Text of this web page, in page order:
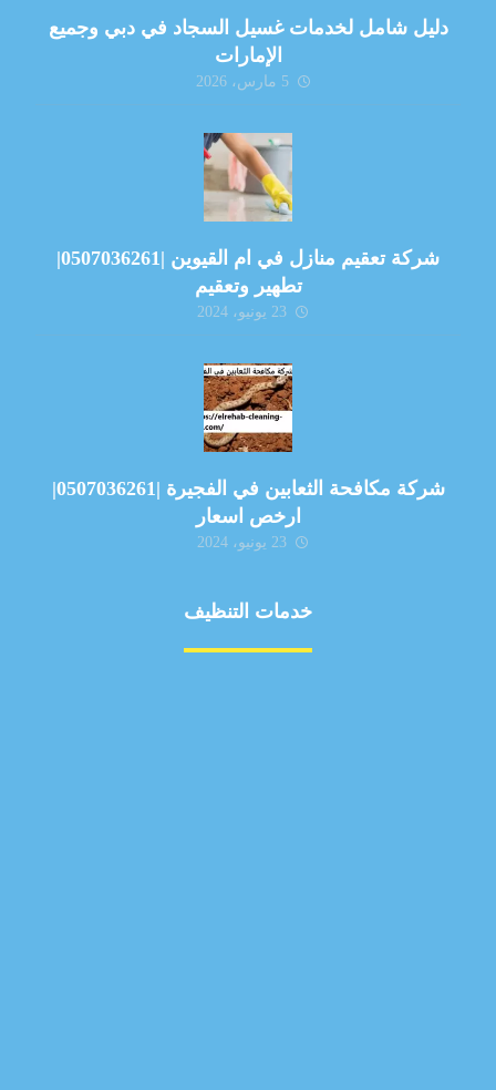
دليل شامل لخدمات غسيل السجاد في دبي وجميع
الإمارات
5 مارس، 2026
شركة تعقيم منازل في ام القيوين |0507036261|
تطهير وتعقيم
23 يونيو، 2024
شركة مكافحة الثعابين في الفجيرة |0507036261|
ارخص اسعار
23 يونيو، 2024
خدمات التنظيف